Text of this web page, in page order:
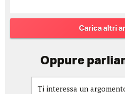
Carica altri
Oppure